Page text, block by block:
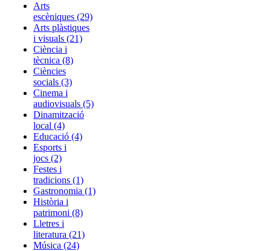
Arts
escèniques (29)
Arts plàstiques
i visuals (21)
Ciència i
tècnica (8)
Ciències
socials (3)
Cinema i
audiovisuals (5)
Dinamització
local (4)
Educació (4)
Esports i
jocs (2)
Festes i
tradicions (1)
Gastronomia (1)
Història i
patrimoni (8)
Lletres i
literatura (21)
Música (24)